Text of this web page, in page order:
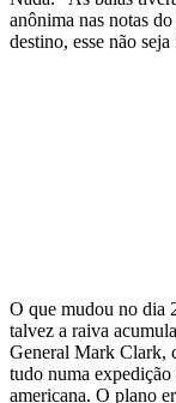
anônima nas notas
destino, esse não
O que mudou no dia
talvez a raiva
General Mark Clark,
tudo numa
americana. O plano